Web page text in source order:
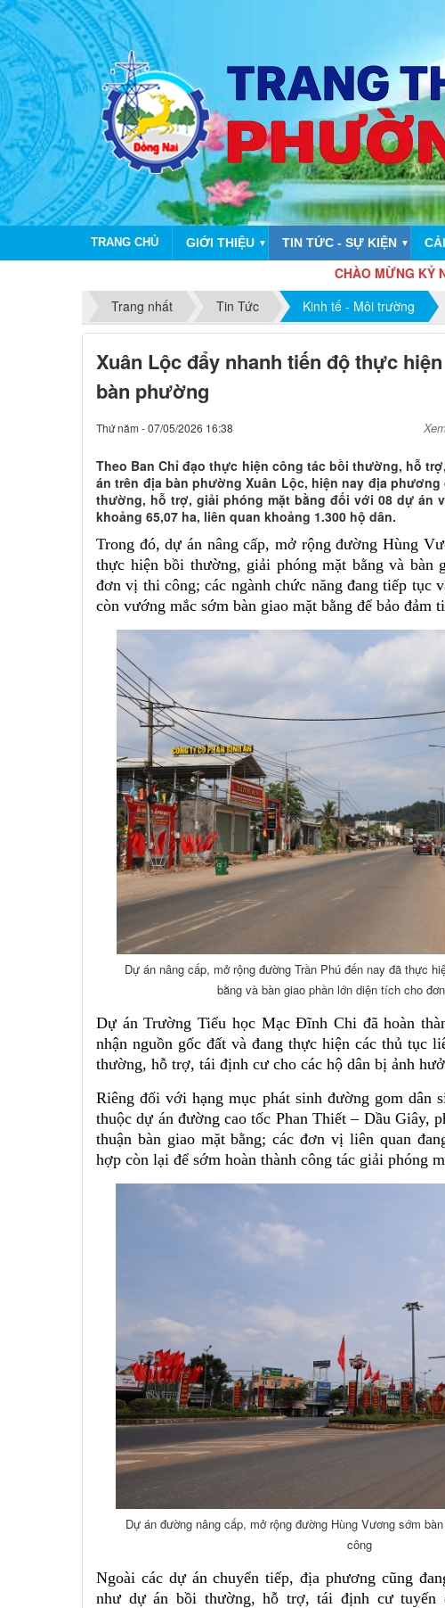
TRANG CHỦ GIỚI THIỆU ▼ TIN TỨC - SỰ KIỆN ▼
CHÀO MỪNG KỶ NIỆM 81
Trang nhất
Tin Tức Kinh tế - Môi trường
Xuân Lộc đẩy nhanh tiến độ thực
bàn phường
Thứ năm - 07/05/2026 16:38
Theo Ban Chỉ đạo thực hiện công tác bồi thường, hỗ
án trên địa bàn phường Xuân Lộc, hiện nay địa
thường, hỗ trợ, giải phóng mặt bằng đối với 08 dự án
khoảng 65,07 ha, liên quan khoảng 1.300 hộ dân.
Trong đó, dự án nâng cấp, mở rộng đường Hùng
thực hiện bồi thường, giải phóng mặt bằng và bàn
đơn vị thi công; các ngành chức năng đang tiếp tục
còn vướng mắc sớm bàn giao mặt bằng để bảo đảm
Dự án nâng cấp, mở rộng đường Trần Phú đến nay đã thực
bằng và bàn giao phần lớn diện tích cho
Dự án Trường Tiểu học Mạc Đĩnh Chi đã hoàn
nhận nguồn gốc đất và đang thực hiện các thủ tục
thường, hỗ trợ, tái định cư cho các hộ dân bị ảnh
Riêng đối với hạng mục phát sinh đường gom dân
thuộc dự án đường cao tốc Phan Thiết – Dầu Giây,
thuận bàn giao mặt bằng; các đơn vị liên quan
hợp còn lại để sớm hoàn thành công tác giải phóng
Dự án đường nâng cấp, mở rộng đường Hùng Vương sớm
công
Ngoài các dự án chuyển tiếp, địa phương cũng
như dự án bồi thường, hỗ trợ, tái định cư tuyến